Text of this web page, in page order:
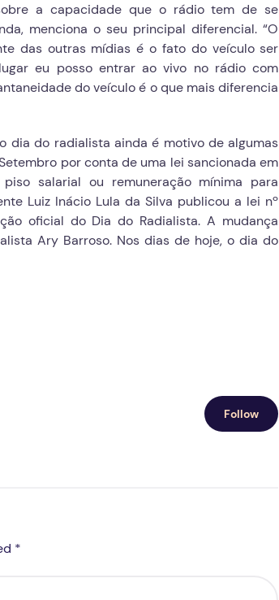
a capacidade que o rádio tem de se
menciona o seu principal diferencial. “O
das outras mídias é o fato do veículo ser
eu posso entrar ao vivo no rádio com
do veículo é o que mais diferencia
dia do radialista ainda é motivo de algumas
por conta de uma lei sancionada em
salarial ou remuneração mínima para
Luiz Inácio Lula da Silva publicou a lei nº
oficial do Dia do Radialista. A mudança
Ary Barroso. Nos dias de hoje, o dia do
Follow
*